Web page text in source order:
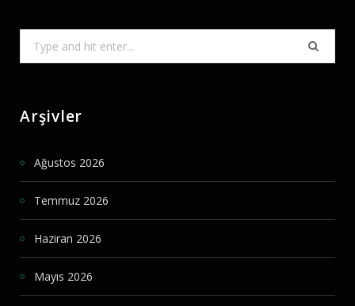
Arşivler
Ağustos 2026
Temmuz 2026
Haziran 2026
Mayıs 2026